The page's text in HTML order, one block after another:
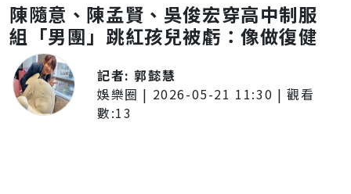
陳隨意、陳孟賢、吳俊宏穿高中制服
組「男團」跳紅孩兒被虧：像做復健
記者:郭懿慧
娛樂圈 | 2026-05-21 11:30 | 觀看
數:13